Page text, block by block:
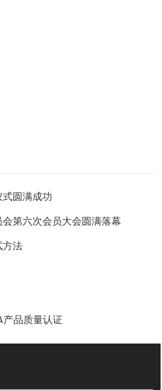
圆满成功
第六次会员大会圆满落幕
法
品质量认证